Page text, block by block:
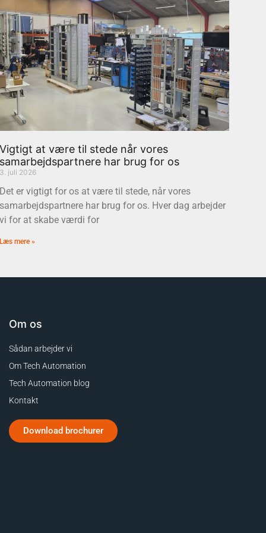
Vigtigt at være til stede når vores
samarbejdspartnere har brug for os
3. juli 2026
Det er vigtigt for os at være til stede, når vores
samarbejdspartnere har brug for os. Hver dag arbejder
vi for at skabe værdi for
Læs mere »
Om os
Sådan arbejder vi
Om Tech Automation
Tech Automation blog
Kontakt
Download brochurer